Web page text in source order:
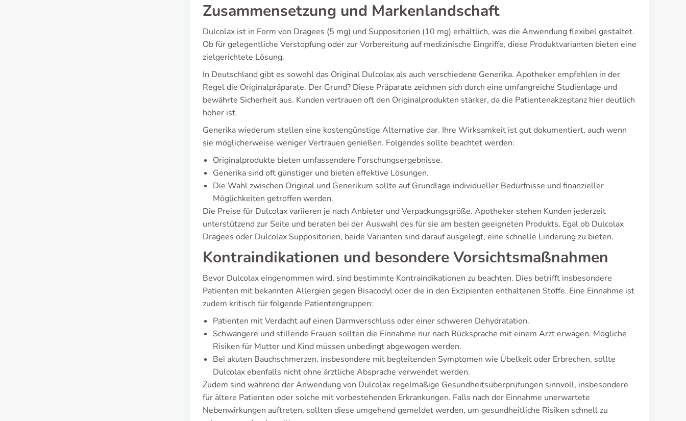
Zusammensetzung und Markenlandschaft
Dulcolax ist in Form von Dragees (5 mg) und Suppositorien (10 mg) erhältlich, was die Anwendung flexibel gestaltet.
Ob für gelegentliche Verstopfung oder zur Vorbereitung auf medizinische Eingriffe, diese Produktvarianten bieten eine
zielgerichtete Lösung.
In Deutschland gibt es sowohl das Original Dulcolax als auch verschiedene Generika. Apotheker empfehlen in der
Regel die Originalpräparate. Der Grund? Diese Präparate zeichnen sich durch eine umfangreiche Studienlage und
bewährte Sicherheit aus. Kunden vertrauen oft den Originalprodukten stärker, da die Patientenakzeptanz hier deutlich
höher ist.
Generika wiederum stellen eine kostengünstige Alternative dar. Ihre Wirksamkeit ist gut dokumentiert, auch wenn
sie möglicherweise weniger Vertrauen genießen. Folgendes sollte beachtet werden:
Originalprodukte bieten umfassendere Forschungsergebnisse.
Generika sind oft günstiger und bieten effektive Lösungen.
Die Wahl zwischen Original und Generikum sollte auf Grundlage individueller Bedürfnisse und finanzieller
Möglichkeiten getroffen werden.
Die Preise für Dulcolax variieren je nach Anbieter und Verpackungsgröße. Apotheker stehen Kunden jederzeit
unterstützend zur Seite und beraten bei der Auswahl des für sie am besten geeigneten Produkts. Egal ob Dulcolax
Dragees oder Dulcolax Suppositorien, beide Varianten sind darauf ausgelegt, eine schnelle Linderung zu bieten.
Kontraindikationen und besondere Vorsichtsmaßnahmen
Bevor Dulcolax eingenommen wird, sind bestimmte Kontraindikationen zu beachten. Dies betrifft insbesondere
Patienten mit bekannten Allergien gegen Bisacodyl oder die in den Exzipienten enthaltenen Stoffe. Eine Einnahme ist
zudem kritisch für folgende Patientengruppen:
Patienten mit Verdacht auf einen Darmverschluss oder einer schweren Dehydratation.
Schwangere und stillende Frauen sollten die Einnahme nur nach Rücksprache mit einem Arzt erwägen. Mögliche
Risiken für Mutter und Kind müssen unbedingt abgewogen werden.
Bei akuten Bauchschmerzen, insbesondere mit begleitenden Symptomen wie Übelkeit oder Erbrechen, sollte
Dulcolax ebenfalls nicht ohne ärztliche Absprache verwendet werden.
Zudem sind während der Anwendung von Dulcolax regelmäßige Gesundheitsüberprüfungen sinnvoll, insbesondere
für ältere Patienten oder solche mit vorbestehenden Erkrankungen. Falls nach der Einnahme unerwartete
Nebenwirkungen auftreten, sollten diese umgehend gemeldet werden, um gesundheitliche Risiken schnell zu